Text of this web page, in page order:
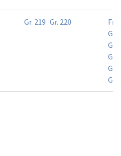
Gr. 219 Gr. 220
Gr.
Gr.
Gr.
Gr.
Gr.